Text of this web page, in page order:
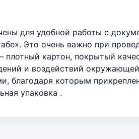
для удобной работы с
Это очень важно при
картон, покрытый
и воздействий
благодаря которым
упаковка .